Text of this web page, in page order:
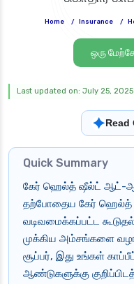
Home / Insurance /
ஒரு
Last updated on: July 25, 2025
✦Read
Quick Summary
கேர் ஹெல்த் ஷீல்ட் ஆட்-
தற்போதைய கேர் ஹெல்த்
வடிவமைக்கப்பட்ட
முக்கிய அம்சங்களை
சூப்பர், இது உங்கள்
ஆண்டுகளுக்கு